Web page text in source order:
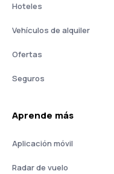
Hoteles
Vehículos de alquiler
Ofertas
Seguros
Aprende más
Aplicación móvil
Radar de vuelo